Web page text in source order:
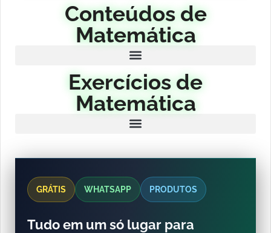
Conteúdos de
Matemática
Exercícios de
Matemática
GRÁTIS WHATSAPP PRODUTOS
Tudo em um só lugar para